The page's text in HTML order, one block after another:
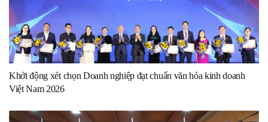
Khởi động xét chọn Doanh nghiệp đạt chuẩn văn hóa kinh doanh
Việt Nam 2026